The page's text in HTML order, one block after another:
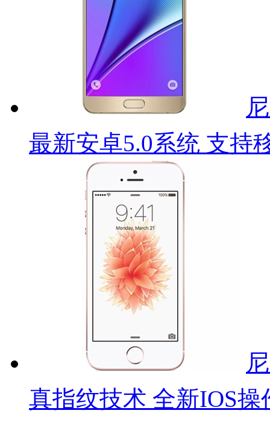
最新安卓5.0系统 支持
真指纹技术 全新IOS操